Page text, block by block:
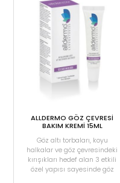
tasarlanmış özel formülüyle
etkin bir cilt bakımı sağlar.
ALLDERMO GÖZ ÇEVRESİ
BAKIM KREMİ 15ML
Göz altı torbaları, koyu
halkalar ve göz çevresindeki
kırışıkları hedef alan 3 etkili
özel yapısı sayesinde göz